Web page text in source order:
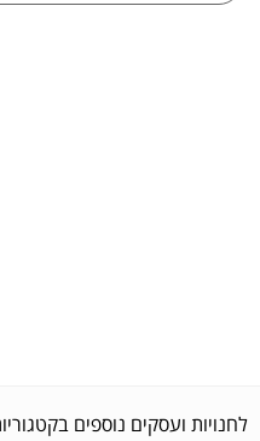
לחנויות ועסקים נוספים